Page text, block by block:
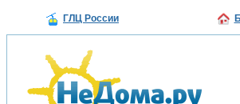
ГЛЦ России